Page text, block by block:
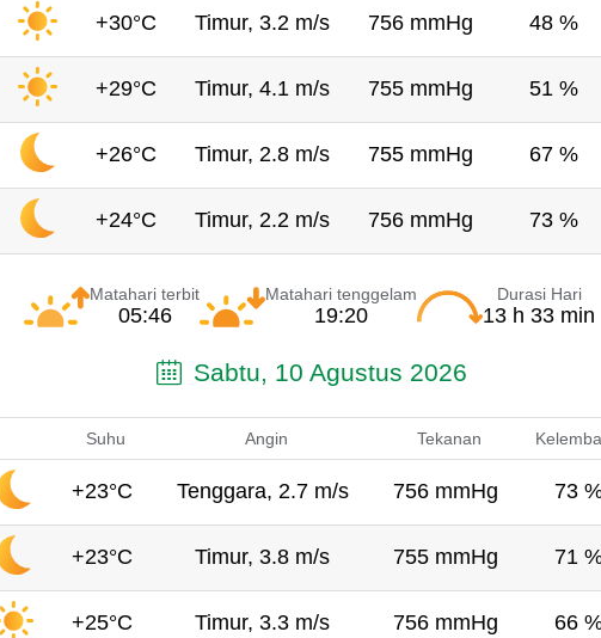
+30°C Timur, 3.2 m/s 756 mmHg 48 %
+29°C Timur, 4.1 m/s 755 mmHg 51 %
+26°C Timur, 2.8 m/s 755 mmHg 67 %
+24°C Timur, 2.2 m/s 756 mmHg 73 %
Matahari terbit
05:46
Matahari tenggelam
19:20
Durasi Hari
13 h 33 min
Sabtu, 10 Agustus 2026
Suhu Angin Tekanan
+23°C Tenggara, 2.7 m/s 756 mmHg 73
+23°C Timur, 3.8 m/s 755 mmHg 71
+25°C Timur, 3.3 m/s 756 mmHg 66